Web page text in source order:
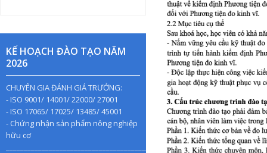
KẾ HOẠCH ĐÀO TẠO NĂM
2026
CHUYÊN GIA ĐÁNH GIÁ TRƯỞNG:
- ISO 9001/ 14001/ 22000/ 27001
- ISO 17065/ 17025/ 13485/ 45001
- Chứng nhận sản phẩm nông nghiệp
hữu cơ
________________________________________________